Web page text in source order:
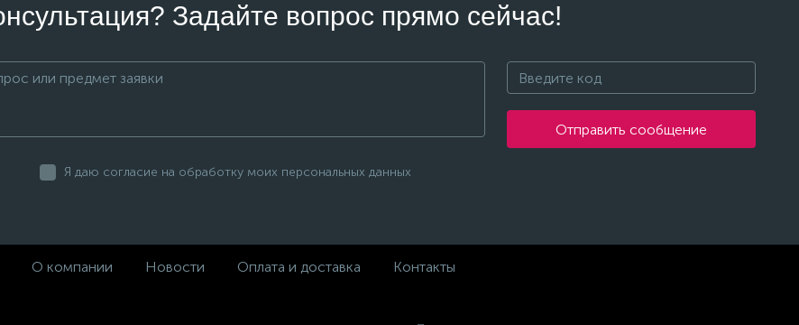
Задайте вопрос прямо сейчас!
Отправить сообщение
Я даю согласие на обработку моих персональных данных
О компании Новости Оплата и доставка Контакты